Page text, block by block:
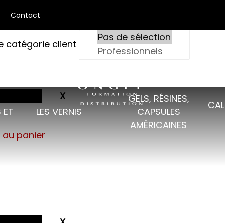
Contact
catégorie client
panier
ET
LES VERNIS
GELS, RÉSINES,
CAPSULES
AMÉRICAINES